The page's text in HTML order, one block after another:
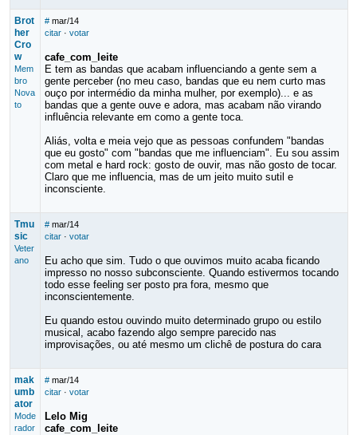
Brot
her
Cro
w
Mem
bro
Nova
to
# mar/14
citar· votar
cafe_com_leite
E tem as bandas que acabam influenciando a gente sem a
gente perceber (no meu caso, bandas que eu nem curto mas
ouço por intermédio da minha mulher, por exemplo)... e as
bandas que a gente ouve e adora, mas acabam não virando
influência relevante em como a gente toca.
Aliás, volta e meia vejo que as pessoas confundem "bandas
que eu gosto" com "bandas que me influenciam". Eu sou assim
com metal e hard rock: gosto de ouvir, mas não gosto de tocar.
Claro que me influencia, mas de um jeito muito sutil e
inconsciente.
Tmu
sic
Veter
ano
# mar/14
citar· votar
Eu acho que sim. Tudo o que ouvimos muito acaba ficando
impresso no nosso subconsciente. Quando estivermos tocando
todo esse feeling ser posto pra fora, mesmo que
inconscientemente.
Eu quando estou ouvindo muito determinado grupo ou estilo
musical, acabo fazendo algo sempre parecido nas
improvisações, ou até mesmo um clichê de postura do cara
mak
umb
ator
Mode
rador
# mar/14
citar· votar
Lelo Mig
cafe_com_leite